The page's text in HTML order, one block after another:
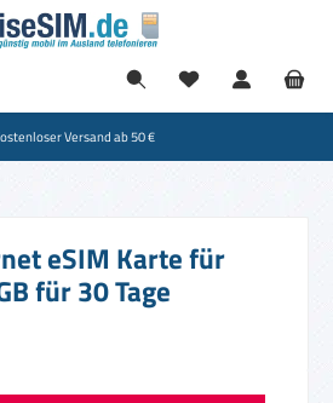
Du hast 0
Versand ab 50 €
eSIM Karte für
für 30 Tage